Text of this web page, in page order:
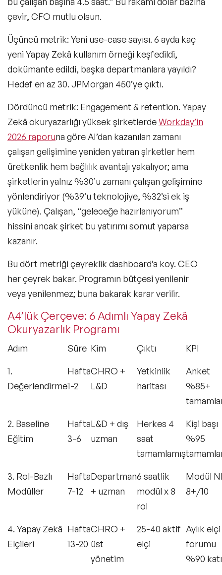
çevir, CFO mutlu olsun.
Üçüncü metrik: Yeni use-case sayısı. 6 ayda kaç
yeni Yapay Zekâ kullanım örneği keşfedildi,
dokümante edildi, başka departmanlara yayıldı?
Hedef en az 30. JPMorgan 450’ye çıktı.
Dördüncü metrik: Engagement & retention. Yapay
Zekâ okuryazarlığı yüksek şirketlerdeWorkday’in
2026 raporuna göre AI’dan kazanılan zamanı
çalışan gelişimine yeniden yatıran şirketler hem
üretkenlik hem bağlılık avantajı yakalıyor; ama
şirketlerin yalnız %30’u zamanı çalışan gelişimine
yönlendiriyor (%39’u teknolojiye, %32’si ek iş
yüküne). Çalışan, “geleceğe hazırlanıyorum”
hissini ancak şirket bu yatırımı somut yaparsa
kazanır.
Bu dört metriği çeyreklik dashboard’a koy. CEO
her çeyrek bakar. Programın bütçesi yenilenir
veya yenilenmez; buna bakarak karar verilir.
A4’lük Çerçeve: 6 Adımlı Yapay Zekâ
Okuryazarlık Programı
Adım Süre Kim Çıktı KPI
1.
Değerlendirme
Hafta
1-2
CHRO +
L&D
Yetkinlik
haritası
Anket
%85+
2. Baseline
Eğitim
Hafta
3-6
L&D + dış
uzman
Herkes 4
saat
tamamlamış
Kişi başı
%95
3. Rol-Bazlı
Modüller
Hafta
7-12
Departman
+ uzman
6 saatlik
modül x 8
rol
Modül
8+/10
4. Yapay Zekâ
Elçileri
Hafta
13-20
CHRO +
üst
yönetim
25-40 aktif
elçi
Aylık elçi
forumu
%90